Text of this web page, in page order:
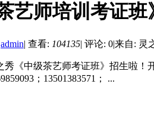
艺师培训考证班
admin| 查看: 104135| 评论: 0|来自: 灵
秀《中级茶艺师考证班》招生啦
；13501383571； ...